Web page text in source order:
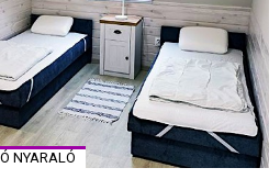
NYARALÓ